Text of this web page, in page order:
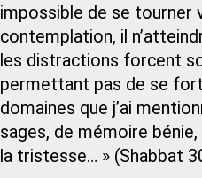
impossible de se
contemplation, il
les distractions forcent
permettant pas de se
domaines que j’ai
sages, de mémoire
la tristesse… » (Shabbat